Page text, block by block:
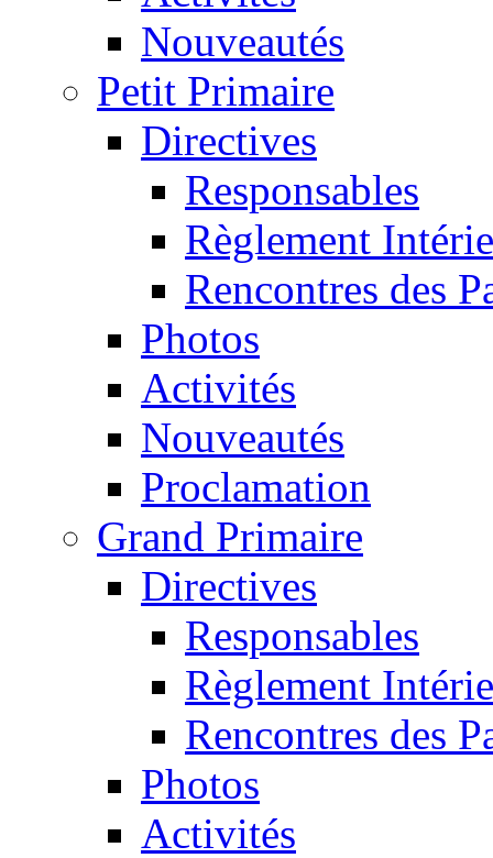
Nouveautés
Petit Primaire
Directives
Responsables
Règlement
Rencontres des
Photos
Activités
Nouveautés
Proclamation
Grand Primaire
Directives
Responsables
Règlement
Rencontres des
Photos
Activités